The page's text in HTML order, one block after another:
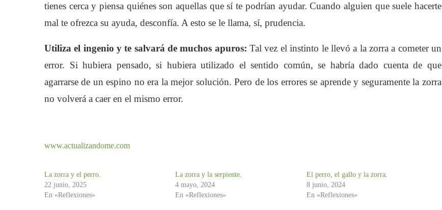
tienes cerca y piensa quiénes son aquellas que sí te podrían ayudar. Cuando alguien que suele hacerte
mal te ofrezca su ayuda, desconfía. A esto se le llama, sí, prudencia.
Utiliza el ingenio y te salvará de muchos apuros: Tal vez el instinto le llevó a la zorra a cometer un
error. Si hubiera pensado, si hubiera utilizado el sentido común, se habría dado cuenta de que
agarrarse de un espino no era la mejor solución. Pero de los errores se aprende y seguramente la zorra
no volverá a caer en el mismo error.
www.actualizandome.com
La zorra y el perro.
22 junio, 2025
En «Reflexiones»
La zorra y la serpiente.
4 mayo, 2024
En «Reflexiones»
El perro, el gallo y la zorra.
8 junio, 2024
En «Reflexiones»